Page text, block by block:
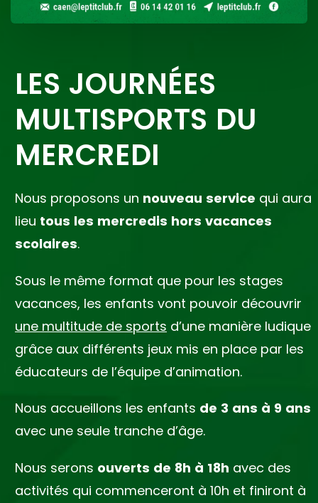
LES JOURNÉES
MULTISPORTS DU
MERCREDI
Nous proposons un nouveau service qui aura
lieu tous les mercredis hors vacances
scolaires.
Sous le même format que pour les stages
vacances, les enfants vont pouvoir découvrir
une multitude de sports d’une manière ludique
grâce aux différents jeux mis en place par les
éducateurs de l’équipe d’animation.
Nous accueillons les enfants de 3 ans à 9 ans
avec une seule tranche d’âge.
Nous serons ouverts de 8h à 18h avec des
activités qui commenceront à 10h et finiront à